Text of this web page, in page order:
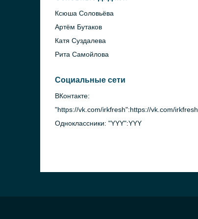
Ксюша Соловьёва
Артём Бутаков
Катя Суздалева
Рита Самойлова
Социальные сети
ВКонтакте:
"https://vk.com/irkfresh":https://vk.com/irkfresh
Одноклассники: "YYY":YYY